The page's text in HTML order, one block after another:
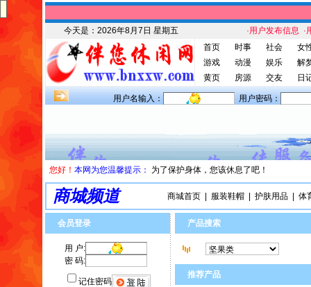
今天是： 2026年8月7日 星期五 ·用户发布信息 ·
首页
时事 社会
女
游戏
动漫 娱乐
解
黄页
房源 交友 日
用户名输入： 用户密码：
您好！ 本网为您温馨提示： 为了保护身体，您该休息了吧！
商城频道 商城首页| 服装鞋帽| 护肤用品| 体
会员登录
用 户:
密 码:
记住密码
产品搜索
推荐产品